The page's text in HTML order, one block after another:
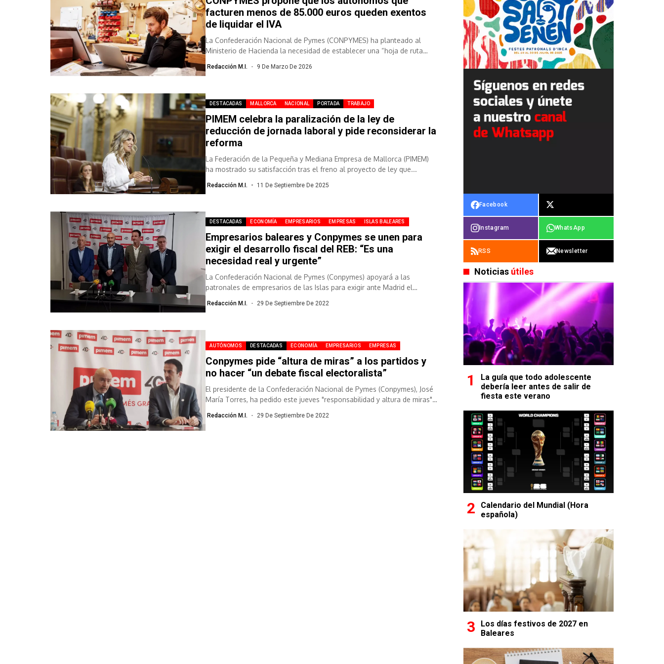
facturen menos de 85.000 euros queden exentos
de liquidar el IVA
La Confederación Nacional de Pymes (CONPYMES) ha planteado al
Ministerio de Hacienda la necesidad de establecer una “hoja de ruta
Redacción M.I. 9 De Marzo De 2026
DESTACADAS MALLORCA NACIONAL PORTADA TRABAJO
PIMEM celebra la paralización de la ley de
reducción de jornada laboral y pide reconsiderar la
reforma
La Federación de la Pequeña y Mediana Empresa de Mallorca (PIMEM)
ha mostrado su satisfacción tras el freno al proyecto de ley que...
Redacción M.I. 11 De Septiembre De 2025
DESTACADAS ECONOMÍA EMPRESARIOS EMPRESAS ISLAS BALEARES
Empresarios baleares y Conpymes se unen para
exigir el desarrollo fiscal del REB: “Es una
necesidad real y urgente”
La Confederación Nacional de Pymes (Conpymes) apoyará a las
patronales de empresarios de las Islas para exigir ante Madrid el
Redacción M.I. 29 De Septiembre De 2022
AUTÓNOMOS DESTACADAS ECONOMÍA EMPRESARIOS EMPRESAS
Conpymes pide “altura de miras” a los partidos y
no hacer “un debate fiscal electoralista”
El presidente de la Confederación Nacional de Pymes (Conpymes), José
María Torres, ha pedido este jueves "responsabilidad y altura de miras" a
Redacción M.I. 29 De Septiembre De 2022
Facebook
Instagram WhatsApp
RSS Newsletter
Noticias útiles
La guía que todo adolescente
debería leer antes de salir de
fiesta este verano
Calendario del Mundial (Hora
española)
Los días festivos de 2027 en
Baleares